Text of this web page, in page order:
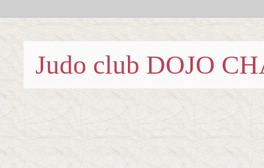
Judo club DOJO